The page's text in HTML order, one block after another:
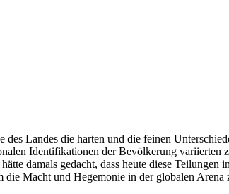
Landes die harten und die feinen
Identifikationen der Bevölkerung variierten
damals gedacht, dass heute diese
Macht und Hegemonie in der globalen Arena